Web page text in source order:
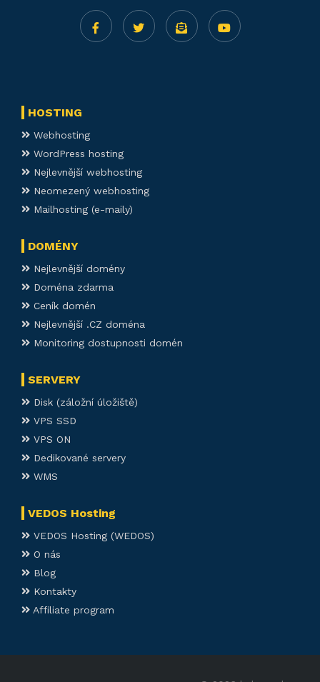
HOSTING
Webhosting
WordPress hosting
Nejlevnější webhosting
Neomezený webhosting
Mailhosting (e-maily)
DOMÉNY
Nejlevnější domény
Doména zdarma
Ceník domén
Nejlevnější .CZ doména
Monitoring dostupnosti domén
SERVERY
Disk (záložní úložiště)
VPS SSD
VPS ON
Dedikované servery
WMS
VEDOS Hosting
VEDOS Hosting (WEDOS)
O nás
Blog
Kontakty
Affiliate program